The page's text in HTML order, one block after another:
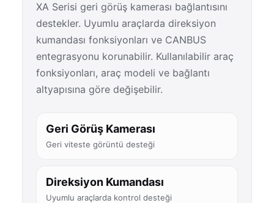
XA Serisi geri görüş kamerası bağlantısını
destekler. Uyumlu araçlarda direksiyon
kumandası fonksiyonları ve CANBUS
entegrasyonu korunabilir. Kullanılabilir araç
fonksiyonları, araç modeli ve bağlantı
altyapısına göre değişebilir.
Geri Görüş Kamerası
Geri viteste görüntü desteği
Direksiyon Kumandası
Uyumlu araçlarda kontrol desteği